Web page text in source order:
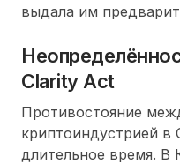
выдала им
Clarity Act
Противостояние
криптоиндустрией
длительное время. В